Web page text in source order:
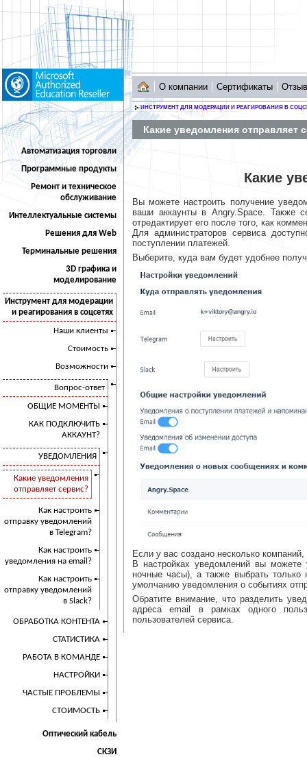
Автоматизация торговли
Программные продукты
Ремонт и техническое
обслуживание
Интеллектуальные системы
Решения для Web
Терминальные решения
3D графика и
моделирование
Инструмент для модерации
и реагирования в соцсетях
Наши клиенты
Стоимость
Возможности
Вопрос-ответ
ОБЩИЕ МОМЕНТЫ
КАК ПОДКЛЮЧИТЬ
АККАУНТ?
УВЕДОМЛЕНИЯ
Какие уведомления
отправляет сервис?
Как настроить
отправку уведомлений
в Telegram?
Как настроить
уведомления на email?
Как настроить
отправку уведомлений
в Slack?
ОБРАБОТКА КОНТЕНТА
СТАТИСТИКА
РАБОТА В КОМАНДЕ
НАСТРОЙКИ
ЧАСТЫЕ ПРОБЛЕМЫ
СТОИМОСТЬ
Оптический кабель
СКЗИ
О компании Сертификаты
ИНСТРУМЕНТ ДЛЯ МОДЕРАЦИИ И РЕАГИРОВАНИЯ В
Какие уведомления отправляет
Какие
Вы можете настроить получение
ваши аккаунты в Angry.Space. Также
отредактирует его после того, как
Для администраторов сервиса
поступлении платежей.
Выберите, куда вам будет удобнее
Если у вас создано несколько
В настройках уведомлений вы
ночные часы), а также выбрать только
умолчанию уведомления о событиях
Обратите внимание, что разделить
адреса email в рамках одного
пользователей сервиса.